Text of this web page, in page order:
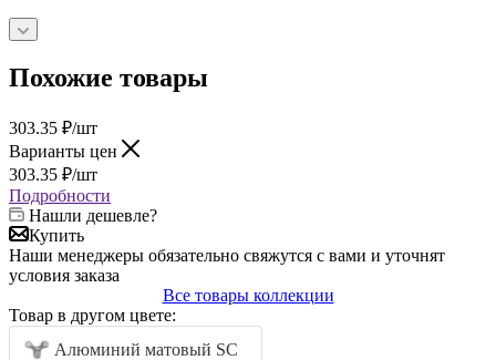
Похожие товары
303.35 ₽/шт
Варианты цен
303.35 ₽/шт
Подробности
Нашли дешевле?
Купить
Наши менеджеры обязательно свяжутся с вами и уточнят
условия заказа
Все товары коллекции
Товар в другом цвете:
Алюминий матовый SC